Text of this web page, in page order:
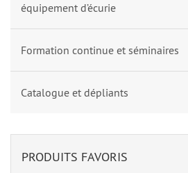
équipement d’écurie
Formation continue et séminaires
Catalogue et dépliants
PRODUITS FAVORIS